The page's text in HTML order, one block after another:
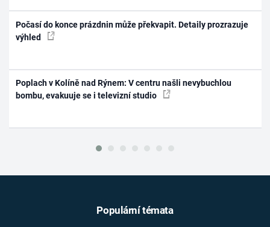
Počasí do konce prázdnin může překvapit. Detaily prozrazuje
výhled
Poplach v Kolíně nad Rýnem: V centru našli nevybuchlou
bombu, evakuuje se i televizní studio
Populární témata